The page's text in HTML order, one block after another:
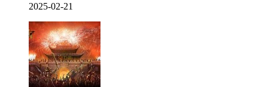
2025-02-21